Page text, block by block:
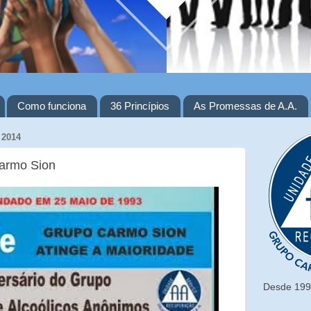
Como funciona 36 Princípios As Promessas de A.A.
Sion
Desde